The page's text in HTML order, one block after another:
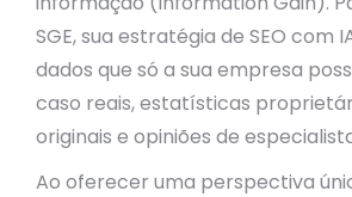
SGE, sua estratégia de SEO com
dados que só a sua empresa
caso reais, estatísticas
originais e opiniões de
Ao oferecer uma perspectiva